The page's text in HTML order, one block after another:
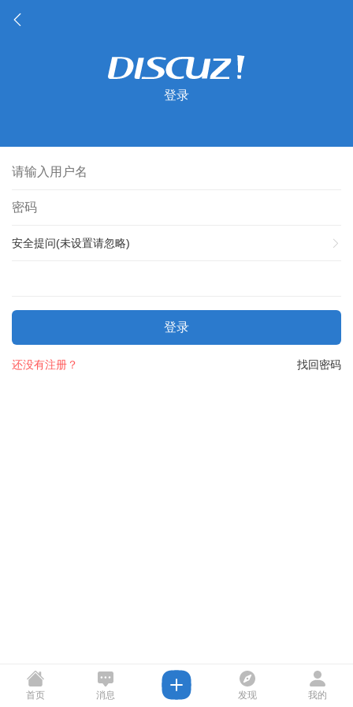
登录
安全提问(未设置请忽略)
登录
找回密码
还没有注册？
首页 消息 发现 我的